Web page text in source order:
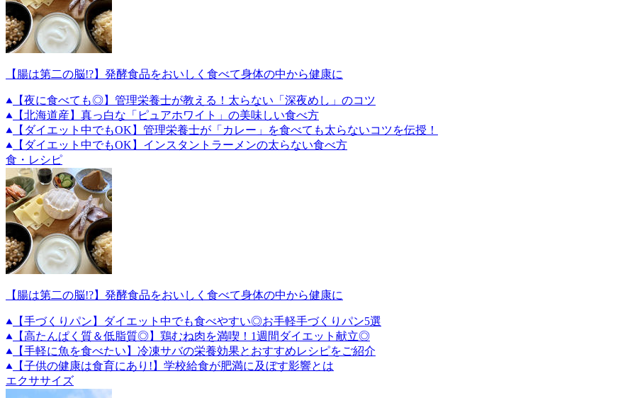
【腸は第二の脳!?】発酵食品をおいしく食べて身体の中から健康に
【夜に食べても◎】管理栄養士が教える！太らない「深夜めし」のコツ
【北海道産】真っ白な「ピュアホワイト」の美味しい食べ方
【ダイエット中でもOK】管理栄養士が「カレー」を食べても太らないコツを伝授！
【ダイエット中でもOK】インスタントラーメンの太らない食べ方
食・レシピ
【腸は第二の脳!?】発酵食品をおいしく食べて身体の中から健康に
【手づくりパン】ダイエット中でも食べやすい◎お手軽手づくりパン5選
【高たんぱく質＆低脂質◎】鶏むね肉を満喫！1週間ダイエット献立◎
【手軽に魚を食べたい】冷凍サバの栄養効果とおすすめレシピをご紹介
【子供の健康は食育にあり!】学校給食が肥満に及ぼす影響とは
エクササイズ